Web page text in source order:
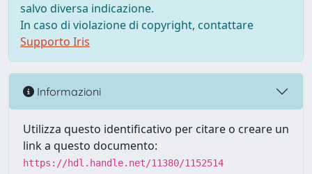
salvo diversa indicazione.
In caso di violazione di copyright, contattare
Supporto Iris
Informazioni
Utilizza questo identificativo per citare o creare un
link a questo documento:
https://hdl.handle.net/11380/1152514